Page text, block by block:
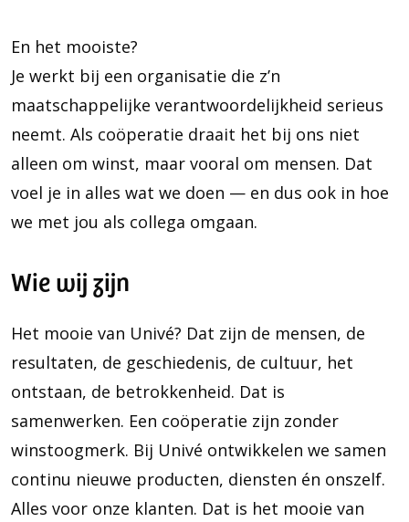
En het mooiste?
Je werkt bij een organisatie die z’n
maatschappelijke verantwoordelijkheid serieus
neemt. Als coöperatie draait het bij ons niet
alleen om winst, maar vooral om mensen. Dat
voel je in alles wat we doen — en dus ook in hoe
we met jou als collega omgaan.
Wie wij zijn
Het mooie van Univé? Dat zijn de mensen, de
resultaten, de geschiedenis, de cultuur, het
ontstaan, de betrokkenheid. Dat is
samenwerken. Een coöperatie zijn zonder
winstoogmerk. Bij Univé ontwikkelen we samen
continu nieuwe producten, diensten én onszelf.
Alles voor onze klanten. Dat is het mooie van